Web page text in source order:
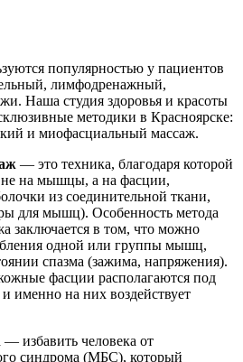
популярностью у пациентов
лимфодренажный,
Наша студия здоровья и красоты
методики в Красноярске:
и миофасциальный массаж.
— это техника, благодаря которой
не на мышцы, а на фасции,
из соединительной ткани,
для мышц). Особенность метода
заключается в том, что можно
одной или группы мышц,
спазма (зажима, напряжения).
фасции располагаются под
именно на них воздействует
избавить человека от
синдрома (МБС), который